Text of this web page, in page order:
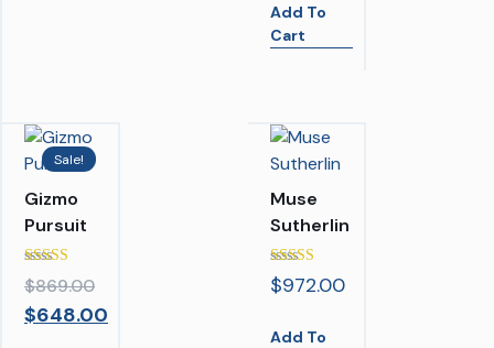
Add To
Cart
Sale!
Gizmo
Pursuit
Rated
5.00
out of 5
$869.00
$648.00
Muse
Sutherlin
Rated
5.00
$972.00
Add To